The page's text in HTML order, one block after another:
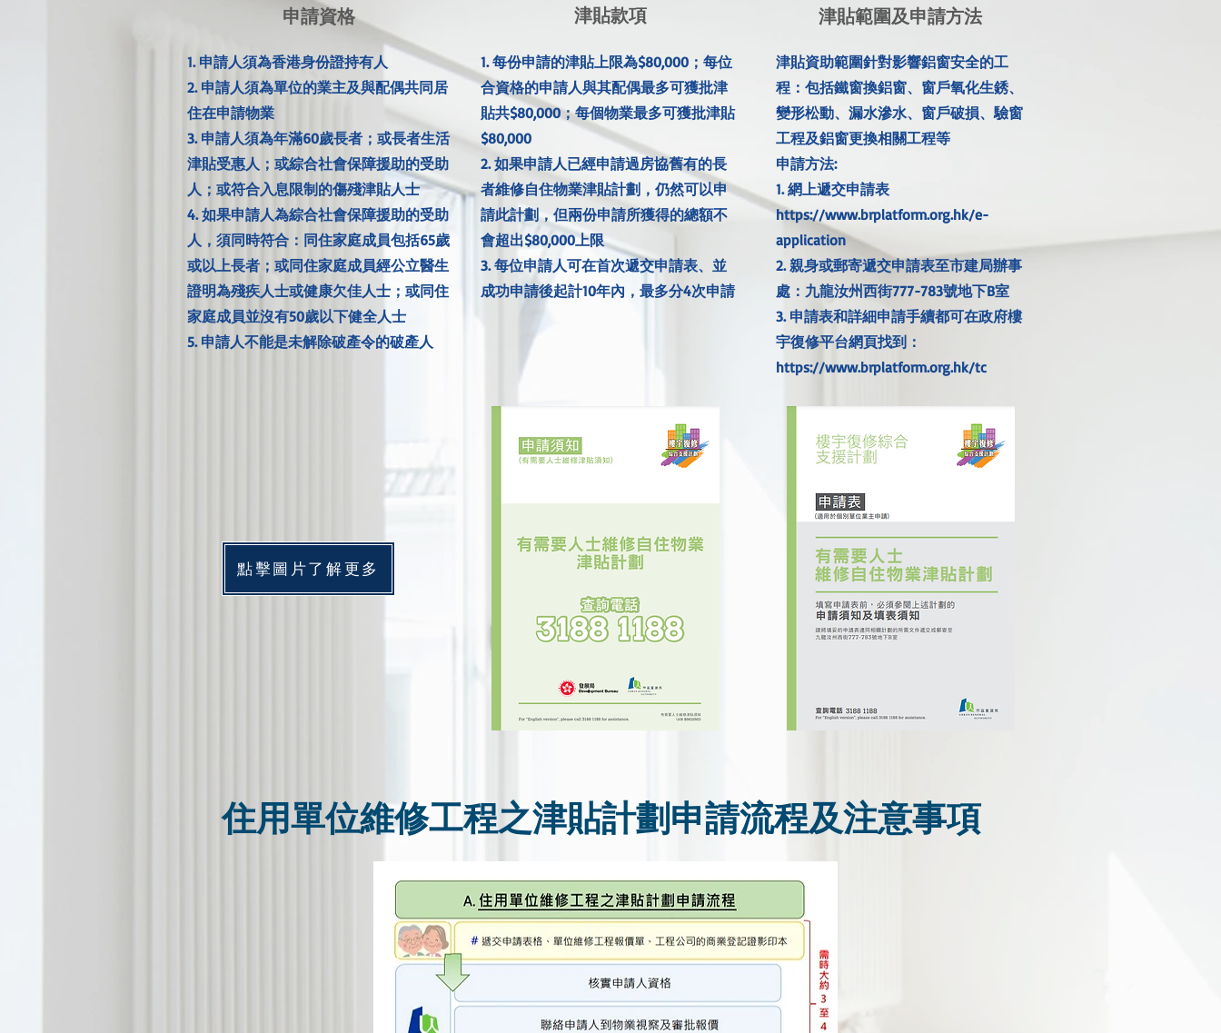
申請資格
1. 申請人須為香港身份證持有人
2. 申請人須為單位的業主及與配偶共同居
住在申請物業
3. 申請人須為年滿60歲長者；或長者生活
津貼受惠人；或綜合社會保障援助的受助
人；或符合入息限制的傷殘津貼人士
4. 如果申請人為綜合社會保障援助的受助
人，須同時符合：同住家庭成員包括65歲
或以上長者；或同住家庭成員經公立醫生
證明為殘疾人士或健康欠佳人士；或同住
家庭成員並沒有50歲以下健全人士
5. 申請人不能是未解除破產令的破產人
津貼款項
1. 每份申請的津貼上限為$80,000；每位
合資格的申請人與其配偶最多可獲批津
貼共$80,000；每個物業最多可獲批津貼
$80,000
2. 如果申請人已經申請過房協舊有的長
者維修自住物業津貼計劃，仍然可以申
請此計劃，但兩份申請所獲得的總額不
會超出$80,000上限
3. 每位申請人可在首次遞交申請表、並
成功申請後起計10年內，最多分4次申請
津貼範圍及申請方法
津貼資助範圍針對影響鋁窗安全的工
程：包括鐵窗換鋁窗、窗戶氧化生銹、
變形松動、漏水滲水、窗戶破損、驗窗
工程及鋁窗更換相關工程等
申請方法:
1. 網上遞交申請表
https://www.brplatform.org.hk/e-
application
2. 親身或郵寄遞交申請表至市建局辦事
處：九龍汝州西街777-783號地下B室
3. 申請表和詳細申請手續都可在政府樓
宇復修平台網頁找到：
https://www.brplatform.org.hk/tc
點擊圖片了解更多
住用單位維修工程之津貼計劃申請流程及注意事項